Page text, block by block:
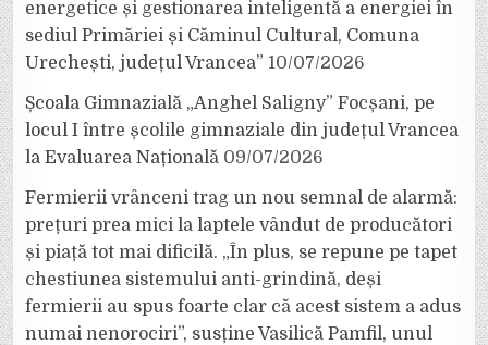
energetice și gestionarea inteligentă a energiei în
sediul Primăriei și Căminul Cultural, Comuna
Urechești, județul Vrancea” 10/07/2026
Școala Gimnazială „Anghel Saligny” Focșani, pe
locul I între școlile gimnaziale din județul Vrancea
la Evaluarea Națională 09/07/2026
Fermierii vrânceni trag un nou semnal de alarmă:
prețuri prea mici la laptele vândut de producători
și piață tot mai dificilă. „În plus, se repune pe tapet
chestiunea sistemului anti-grindină, deși
fermierii au spus foarte clar că acest sistem a adus
numai nenorociri”, susține Vasilică Pamfil, unul